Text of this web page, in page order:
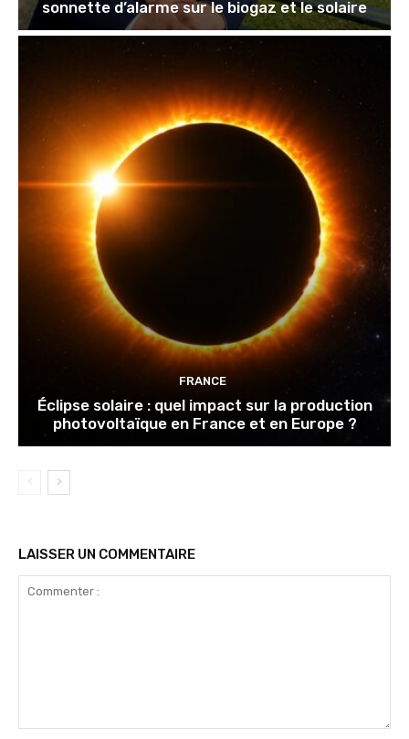
sonnette d’alarme sur le biogaz et le solaire
FRANCE
Éclipse solaire : quel impact sur la production
photovoltaïque en France et en Europe ?
LAISSER UN COMMENTAIRE